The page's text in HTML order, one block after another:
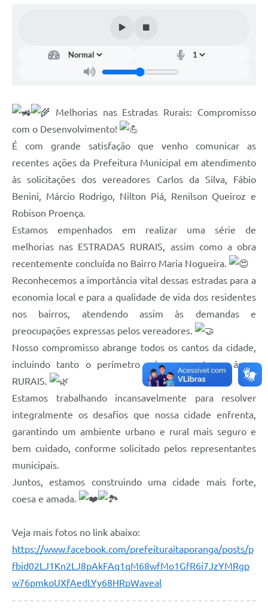
PLANO MUNICIPAL DE ASSISTÊNCIA SOCIAL
A Nossa Cidade
Contas Públicas
Legislação
Editais
Banco do Povo Paulista
Folha de Pagamento
Serviços ao Cidadão
Nota Fiscal Eletrônica
STS - 3º Setor
Telefones Úteis
Transparência
Notícias
SIC
Melhorias nas Estradas Rurais: Compromisso
com o Desenvolvimento!
É com grande satisfação que venho comunicar as
recentes ações da Prefeitura Municipal em atendimento
às solicitações dos vereadores Carlos da Silva, Fábio
Benini, Márcio Rodrigo, Nilton Piá, Renilson Queiroz e
Robison Proença.
Estamos empenhados em realizar uma série de
melhorias nas ESTRADAS RURAIS, assim como a obra
recentemente concluída no Bairro Maria Nogueira.
Reconhecemos a importância vital dessas estradas para a
economia local e para a qualidade de vida dos residentes
nos bairros, atendendo assim às demandas e
preocupações expressas pelos vereadores.
Nosso compromisso abrange todos os cantos da cidade,
incluindo tanto o perímetro urbano quanto as áreas
RURAIS.
Estamos trabalhando incansavelmente para resolver
integralmente os desafios que nossa cidade enfrenta,
garantindo um ambiente urbano e rural mais seguro e
bem cuidado, conforme solicitado pelos representantes
municipais.
Juntos, estamos construindo uma cidade mais forte,
coesa e amada.
Veja mais fotos no link abaixo:
https://www.facebook.com/prefeituraitaporanga/posts/p
fbid02LJ1Kn2LJ8pAkFAq1qM68wfMo1GfR6i7JzYMRgp
w76pmkoUXfAedLYy68HRpWaveal